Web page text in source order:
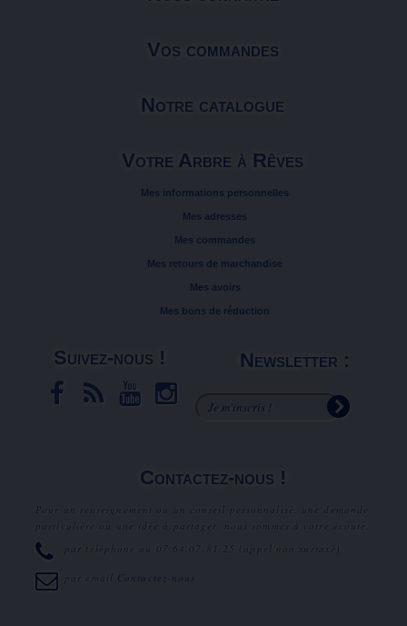
Vos commandes
Notre catalogue
Votre Arbre à Rêves
Mes informations personnelles
Mes adresses
Mes commandes
Mes retours de marchandise
Mes avoirs
Mes bons de réduction
Suivez-nous ! Newsletter :
Contactez-nous !
Pour un renseignement ou un conseil personnalisé, une demande
particulière ou une idée à partager, nous sommes à votre écoute.
par téléphone au
07.64.07.81.25 (appel non surtaxé).
par email Contactez-nous